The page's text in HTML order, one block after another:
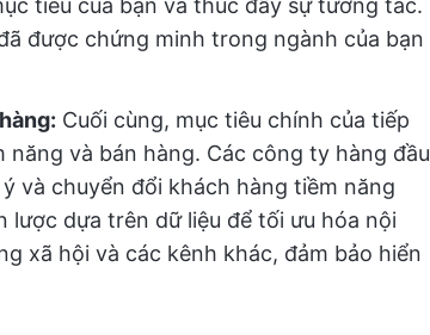
tiêu của bạn và thúc đẩy sự tương tác.
được chứng minh trong ngành của bạn
Cuối cùng, mục tiêu chính của tiếp
và bán hàng. Các công ty hàng đầu
và chuyển đổi khách hàng tiềm năng
lược dựa trên dữ liệu để tối ưu hóa nội
xã hội và các kênh khác, đảm bảo hiển